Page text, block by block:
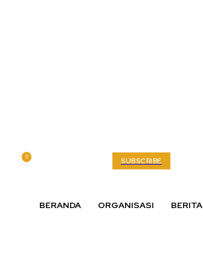
0 SUBSCRIBE
BERANDA ORGANISASI BERITA